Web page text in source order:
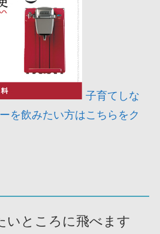
子育てしな
を飲みたい方はこちらをク
いところに飛べます